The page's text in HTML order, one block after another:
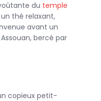
loisirs proposés à
piscine, assistez à des
ou participez à des
à préparer des plats
du temple
thé relaxant,
avant un
bercé par
copieux petit-